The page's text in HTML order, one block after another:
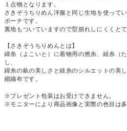
１点物となります。
さきぞうちりめん洋服と同じ生地を使って
ポーチです。
裏地もついていますので型崩れしにくくと
【さきぞうちりめんとは】
緯糸（よこいと）に着物用の撚糸、経糸（
し、
緯糸の畝の美しさと経糸のシルエットの美
縮緬布です。
※プレゼント包装はお受けできません。
※モニターにより商品画像と実際の色目は